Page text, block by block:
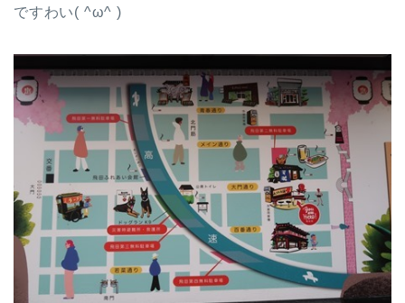
ですわい( ^ω^ )